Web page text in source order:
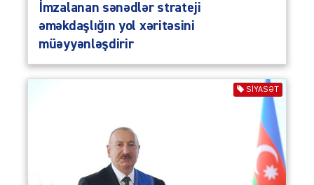
İmzalanan sənədlər strateji
əməkdaşlığın yol xəritəsini
müəyyənləşdirir
SIYASƏT